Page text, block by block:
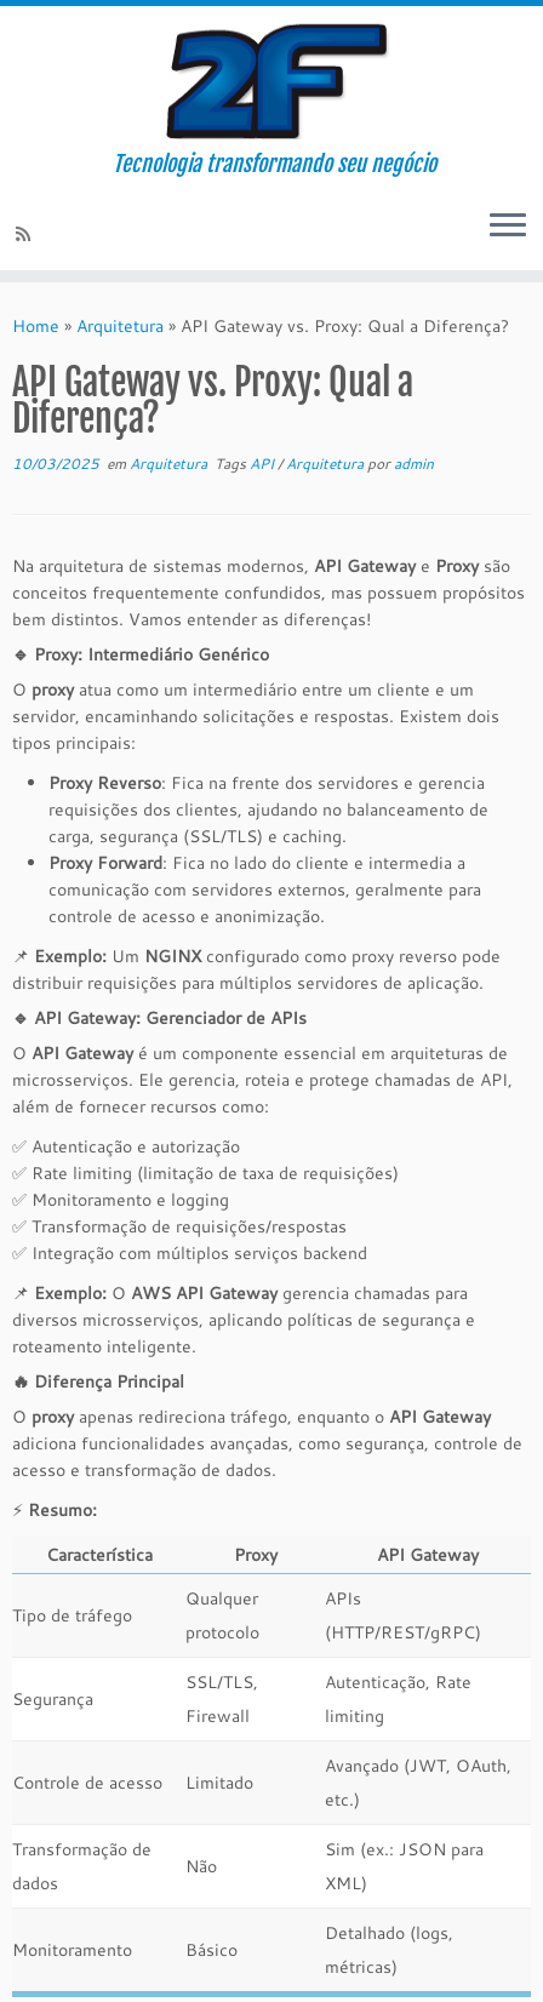
Tecnologia transformando seu negócio
Home » Arquitetura » API Gateway vs. Proxy: Qual a Diferença?
API Gateway vs. Proxy: Qual a
Diferença?
10/03/2025em Arquitetura Tags API/Arquiteturaporadmin
Na arquitetura de sistemas modernos, API Gatewaye Proxysão
conceitos frequentemente confundidos, mas possuem propósitos
bem distintos. Vamos entender as diferenças!
🔹 Proxy: Intermediário Genérico
O proxyatua como um intermediário entre um cliente e um
servidor, encaminhando solicitações e respostas. Existem dois
tipos principais:
Proxy Reverso: Fica na frente dos servidores e gerencia
requisições dos clientes, ajudando no balanceamento de
carga, segurança (SSL/TLS) e caching.
Proxy Forward: Fica no lado do cliente e intermedia a
comunicação com servidores externos, geralmente para
controle de acesso e anonimização.
📌 Exemplo: Um NGINXconfigurado como proxy reverso pode
distribuir requisições para múltiplos servidores de aplicação.
🔹 API Gateway: Gerenciador de APIs
O API Gatewayé um componente essencial em arquiteturas de
microsserviços. Ele gerencia, roteia e protege chamadas de API,
além de fornecer recursos como:
✅ Autenticação e autorização
✅ Rate limiting (limitação de taxa de requisições)
✅ Monitoramento e logging
✅ Transformação de requisições/respostas
✅ Integração com múltiplos serviços backend
📌 Exemplo: O AWS API Gatewaygerencia chamadas para
diversos microsserviços, aplicando políticas de segurança e
roteamento inteligente.
🔥 Diferença Principal
O proxyapenas redireciona tráfego, enquanto o API Gateway
adiciona funcionalidades avançadas, como segurança, controle de
acesso e transformação de dados.
⚡ Resumo:
Característica
Proxy API Gateway
Tipo de tráfego
Qualquer
protocolo
APIs
(HTTP/REST/gRPC)
Segurança
SSL/TLS,
Firewall
Autenticação, Rate
limiting
Controle de acesso Limitado
Avançado (JWT, OAuth,
etc.)
Transformação de
dados
Não
Sim (ex.: JSON para
XML)
Monitoramento Básico
Detalhado (logs,
métricas)